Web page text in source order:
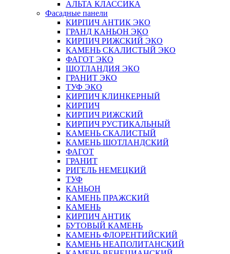
АЛЬТА КЛАССИКА
Фасадные панели
КИРПИЧ АНТИК ЭКО
ГРАНД КАНЬОН ЭКО
КИРПИЧ РИЖСКИЙ ЭКО
КАМЕНЬ СКАЛИСТЫЙ ЭКО
ФАГОТ ЭКО
ШОТЛАНДИЯ ЭКО
ГРАНИТ ЭКО
ТУФ ЭКО
КИРПИЧ КЛИНКЕРНЫЙ
КИРПИЧ
КИРПИЧ РИЖСКИЙ
КИРПИЧ РУСТИКАЛЬНЫЙ
КАМЕНЬ СКАЛИСТЫЙ
КАМЕНЬ ШОТЛАНДСКИЙ
ФАГОТ
ГРАНИТ
РИГЕЛЬ НЕМЕЦКИЙ
ТУФ
КАНЬОН
КАМЕНЬ ПРАЖСКИЙ
КАМЕНЬ
КИРПИЧ АНТИК
БУТОВЫЙ КАМЕНЬ
КАМЕНЬ ФЛОРЕНТИЙСКИЙ
КАМЕНЬ НЕАПОЛИТАНСКИЙ